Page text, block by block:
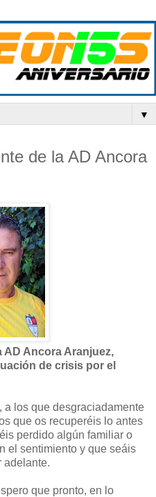
▼
de la AD Ancora
AD Ancora Aranjuez,
de crisis por el
a los que desgraciadamente
que os recuperéis lo antes
perdido algún familiar o
el sentimiento y que seáis
adelante.
que pronto, en lo